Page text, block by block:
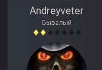
Andreyveter
Бывалый